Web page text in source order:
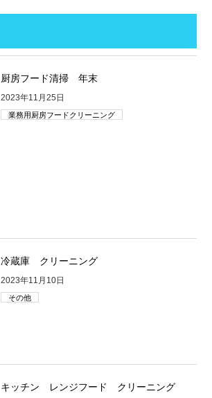
厨房フード清掃 年末
2023年11月25日
業務用厨房フードクリーニング
冷蔵庫 クリーニング
2023年11月10日
その他
キッチン レンジフード クリーニング